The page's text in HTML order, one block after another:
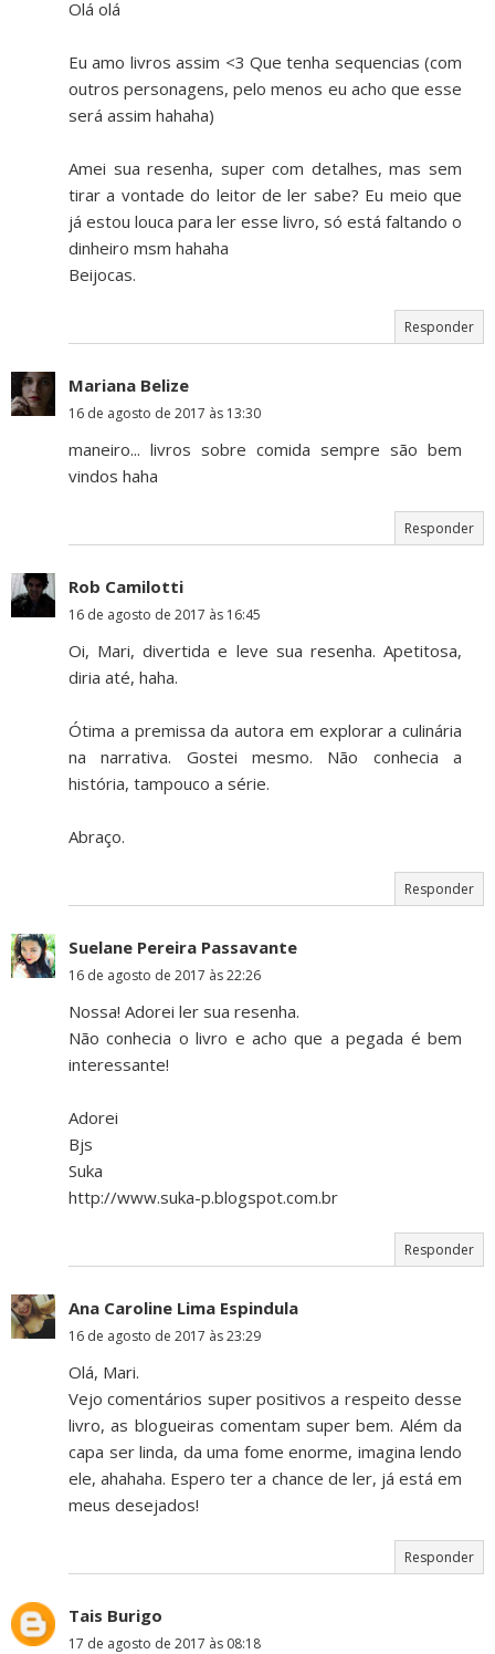
Olá olá
Eu amo livros assim <3 Que tenha sequencias (com
outros personagens, pelo menos eu acho que esse
será assim hahaha)
Amei sua resenha, super com detalhes, mas sem
tirar a vontade do leitor de ler sabe? Eu meio que
já estou louca para ler esse livro, só está faltando o
dinheiro msm hahaha
Beijocas.
Responder
Mariana Belize
16 de agosto de 2017 às 13:30
maneiro... livros sobre comida sempre são bem
vindos haha
Responder
Rob Camilotti
16 de agosto de 2017 às 16:45
Oi, Mari, divertida e leve sua resenha. Apetitosa,
diria até, haha.
Ótima a premissa da autora em explorar a culinária
na narrativa. Gostei mesmo. Não conhecia a
história, tampouco a série.
Abraço.
Responder
Suelane Pereira Passavante
16 de agosto de 2017 às 22:26
Nossa! Adorei ler sua resenha.
Não conhecia o livro e acho que a pegada é bem
interessante!
Adorei
Bjs
Suka
http://www.suka-p.blogspot.com.br
Responder
Ana Caroline Lima Espindula
16 de agosto de 2017 às 23:29
Olá, Mari.
Vejo comentários super positivos a respeito desse
livro, as blogueiras comentam super bem. Além da
capa ser linda, da uma fome enorme, imagina lendo
ele, ahahaha. Espero ter a chance de ler, já está em
meus desejados!
Responder
Tais Burigo
17 de agosto de 2017 às 08:18